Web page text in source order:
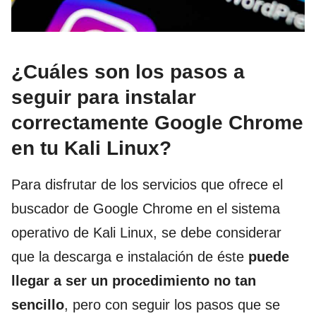
¿Cuáles son los pasos a
seguir para instalar
correctamente Google Chrome
en tu Kali Linux?
Para disfrutar de los servicios que ofrece el
buscador de Google Chrome en el sistema
operativo de Kali Linux, se debe considerar
que la descarga e instalación de éste puede
llegar a ser un procedimiento no tan
sencillo, pero con seguir los pasos que se